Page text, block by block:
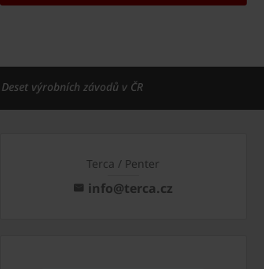
Deset výrobních závodů v ČR
Terca / Penter
info@terca.cz